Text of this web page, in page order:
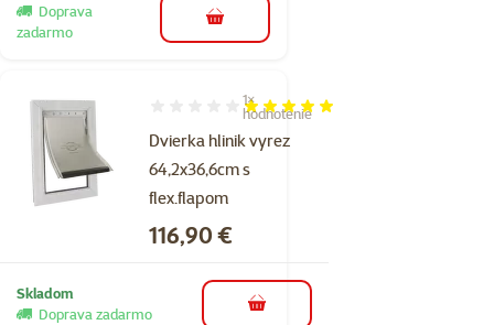
Doprava
zadarmo
do košíka
Dvierka hlinik vyrez
64,2x36,6cm s
flex.flapom
Hodnotenie 100%, počet hodnotení: 1
1×
hodnotenie
Cena
116,90 €
Skladom
Doprava zadarmo
do košíka